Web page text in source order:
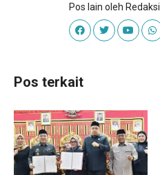
Pos lain oleh Redaksi
Pos terkait